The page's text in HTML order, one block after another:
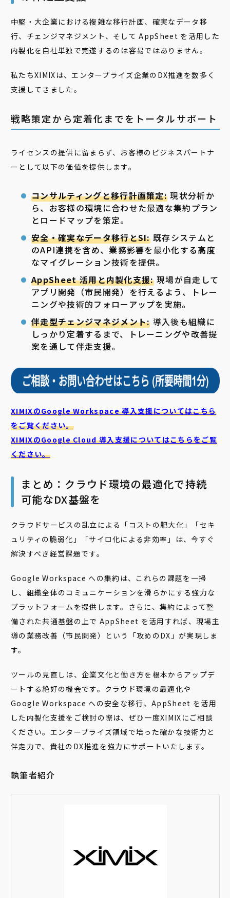
中堅・大企業における複雑な移行計画、確実なデータ移
行、チェンジマネジメント、そして AppSheet を活用した
内製化を自社単独で完遂するのは容易ではありません。
私たちXIMIXは、エンタープライズ企業のDX推進を数多く
支援してきました。
戦略策定から定着化までをトータルサポート
ライセンスの提供に留まらず、お客様のビジネスパートナ
ーとして以下の価値を提供します。
コンサルティングと移行計画策定: 現状分析か
ら、お客様の環境に合わせた最適な集約プラン
とロードマップを策定。
安全・確実なデータ移行とSI:既存システムと
のAPI連携を含め、業務影響を最小化する高度
なマイグレーション技術を提供。
AppSheet 活用と内製化支援:現場が自走して
アプリ開発（市民開発）を行えるよう、トレー
ニングや技術的フォローアップを実施。
伴走型チェンジマネジメント: 導入後も組織に
しっかり定着するまで、トレーニングや改善提
案を通して伴走支援。
XIMIXのGoogle Workspace 導入支援についてはこちら
をご覧ください。
XIMIXのGoogle Cloud導入支援についてはこちらをご覧
ください。
まとめ：クラウド環境の最適化で持続
可能なDX基盤を
クラウドサービスの乱立による「コストの肥大化」「セキ
ュリティの脆弱化」「サイロ化による非効率」は、今すぐ
解決すべき経営課題です。
Google Workspace への集約は、これらの課題を一掃
し、組織全体のコミュニケーションを滑らかにする強力な
プラットフォームを提供します。さらに、集約によって整
備された共通基盤の上で AppSheet を活用すれば、現場主
導の業務改善（市民開発）という「攻めのDX」が実現しま
す。
ツールの見直しは、企業文化と働き方を根本からアップデ
ートする絶好の機会です。クラウド環境の最適化や
Google Workspace への安全な移行、AppSheet を活用
した内製化支援をご検討の際は、ぜひ一度XIMIXにご相談
ください。エンタープライズ領域で培った確かな技術力と
伴走力で、貴社のDX推進を強力にサポートいたします。
執筆者紹介